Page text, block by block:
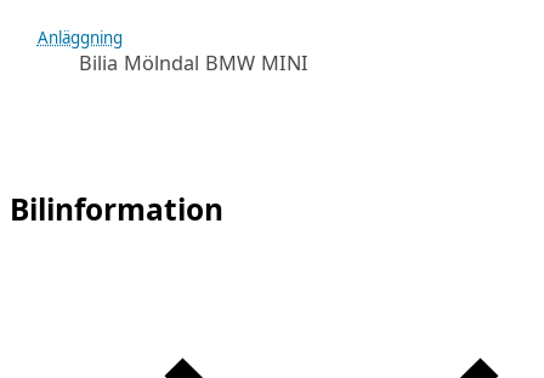
Anläggning
Bilia Mölndal BMW MINI
Bilinformation